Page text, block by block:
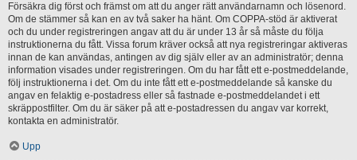
Försäkra dig först och främst om att du anger rätt användarnamn och lösenord.
Om de stämmer så kan en av två saker ha hänt. Om COPPA-stöd är aktiverat
och du under registreringen angav att du är under 13 år så måste du följa
instruktionerna du fått. Vissa forum kräver också att nya registreringar aktiveras
innan de kan användas, antingen av dig själv eller av an administratör; denna
information visades under registreringen. Om du har fått ett e-postmeddelande,
följ instruktionerna i det. Om du inte fått ett e-postmeddelande så kanske du
angav en felaktig e-postadress eller så fastnade e-postmeddelandet i ett
skräppostfilter. Om du är säker på att e-postadressen du angav var korrekt,
kontakta en administratör.
Upp